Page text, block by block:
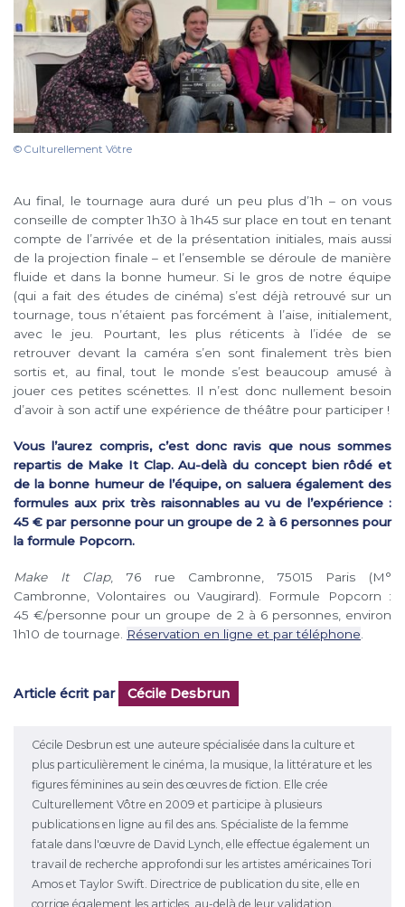
© Culturellement Vôtre
Au final, le tournage aura duré un peu plus d’1h – on vous
conseille de compter 1h30 à 1h45 sur place en tout en tenant
compte de l’arrivée et de la présentation initiales, mais aussi
de la projection finale – et l’ensemble se déroule de manière
fluide et dans la bonne humeur. Si le gros de notre équipe
(qui a fait des études de cinéma) s’est déjà retrouvé sur un
tournage, tous n’étaient pas forcément à l’aise, initialement,
avec le jeu. Pourtant, les plus réticents à l’idée de se
retrouver devant la caméra s’en sont finalement très bien
sortis et, au final, tout le monde s’est beaucoup amusé à
jouer ces petites scénettes. Il n’est donc nullement besoin
d’avoir à son actif une expérience de théâtre pour participer !
Vous l’aurez compris, c’est donc ravis que nous sommes
repartis de Make It Clap. Au-delà du concept bien rôdé et
de la bonne humeur de l’équipe, on saluera également des
formules aux prix très raisonnables au vu de l’expérience :
45 € par personne pour un groupe de 2 à 6 personnes pour
la formule Popcorn.
Make It Clap, 76 rue Cambronne, 75015 Paris (M°
Cambronne, Volontaires ou Vaugirard). Formule Popcorn :
45 €/personne pour un groupe de 2 à 6 personnes, environ
1h10 de tournage.
Réservation en ligne et par téléphone
Article écrit par Cécile Desbrun
Cécile Desbrun est une auteure spécialisée dans la culture et
plus particulièrement le cinéma, la musique, la littérature et les
figures féminines au sein des œuvres de fiction. Elle crée
Culturellement Vôtre en 2009 et participe à plusieurs
publications en ligne au fil des ans. Spécialiste de la femme
fatale dans l'œuvre de David Lynch, elle effectue également un
travail de recherche approfondi sur les artistes américaines Tori
Amos et Taylor Swift. Directrice de publication du site, elle en
corrige également les articles, au-delà de leur validation.